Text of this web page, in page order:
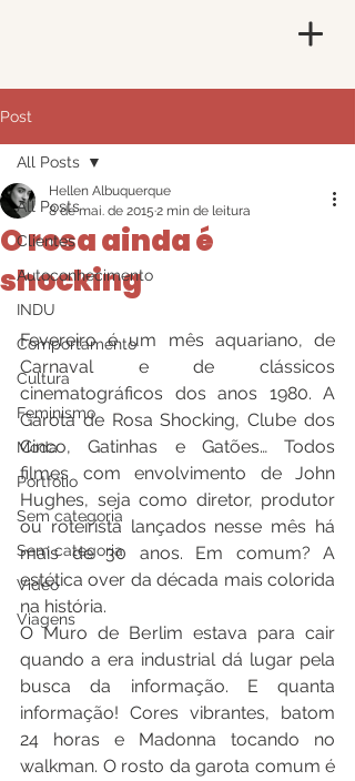
Post
All Posts
Clientes
Autoconhecimento
INDU
Comportamento
Cultura
Feminismo
Moda
Portfólio
Sem categoria
Sem categoria
Video
Viagens
All Posts
O rosa ainda é
shocking
Hellen Albuquerque
8 de mai. de 2015 2 min de leitura
Fevereiro é um mês aquariano, de
Carnaval e de clássicos
cinematográficos dos anos 1980. A
Garota de Rosa Shocking, Clube dos
Cinco, Gatinhas e Gatões… Todos
filmes com envolvimento de John
Hughes, seja como diretor, produtor
ou roteirista lançados nesse mês há
mais de 30 anos. Em comum? A
estética over da década mais colorida
na história.
O Muro de Berlim estava para cair
quando a era industrial dá lugar pela
busca da informação. E quanta
informação! Cores vibrantes, batom
24 horas e Madonna tocando no
walkman. O rosto da garota comum é